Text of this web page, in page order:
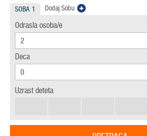
SOBA 1 Dodaj Sobu
Odrasla osoba/e
Deca
Uzrast deteta